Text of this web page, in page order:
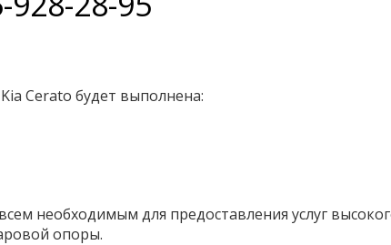
Cerato будет выполнена:
необходимым для предоставления услуг
опоры.